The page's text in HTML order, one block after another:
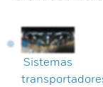
Sistemas